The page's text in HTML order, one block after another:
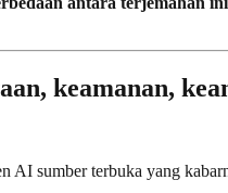
keamanan,
sumber terbuka yang